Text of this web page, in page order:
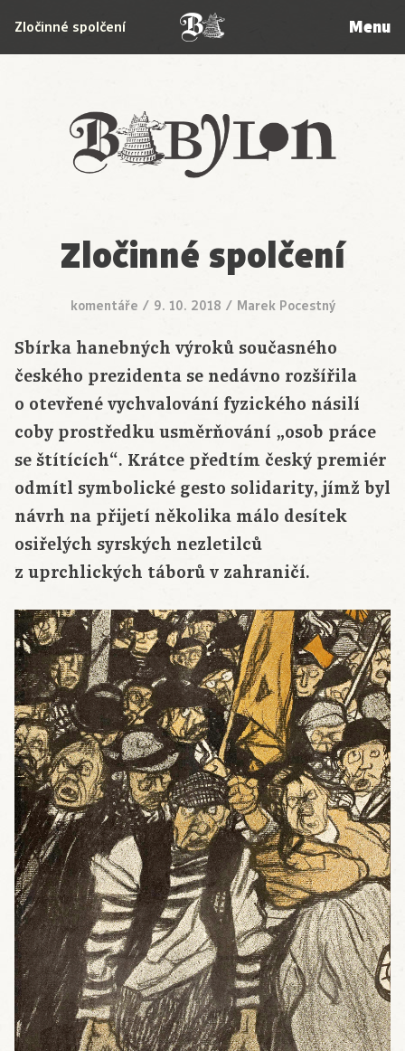
Babylon
Zločinné spolčení Menu
Zločinné spolčení
komentáře / 9. 10. 2018 / Marek Pocestný
Sbírka hanebných výroků současného
českého prezidenta se nedávno rozšířila
o otevřené vychvalování fyzického násilí
coby prostředku usměrňování „osob práce
se štítících“. Krátce předtím český premiér
odmítl symbolické gesto solidarity, jímž byl
návrh na přijetí několika málo desítek
osiřelých syrských nezletilců
z uprchlických táborů v zahraničí.